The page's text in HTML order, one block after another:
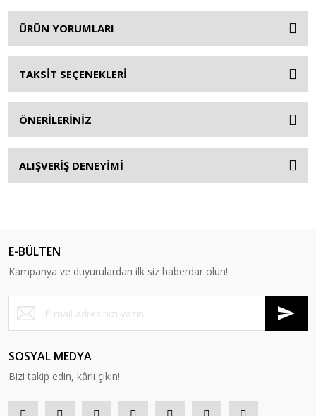
ÜRÜN YORUMLARI
TAKSİT SEÇENEKLERİ
ÖNERİLERİNİZ
ALIŞVERİŞ DENEYİMİ
E-BÜLTEN
Kampanya ve duyurulardan ilk siz haberdar olun!
SOSYAL MEDYA
Bizi takip edin, kârlı çıkın!